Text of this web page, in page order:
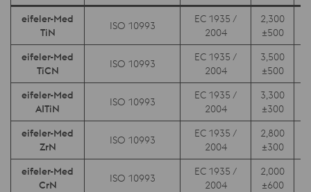
eifeler-Med
TiN
ISO 10993
EC 1935 /
2004
2,300
±500
eifeler-Med
TiCN
ISO 10993
EC 1935 /
2004
3,500
±500
eifeler-Med
AITiN
ISO 10993
EC 1935 /
2004
3,300
±300
eifeler-Med
ZrN
ISO 10993
EC 1935 /
2004
2,800
±300
eifeler-Med
CrN
ISO 10993
EC 1935 /
2004
2,000
±600